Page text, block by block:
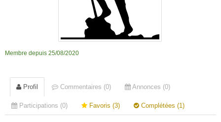
Membre depuis 25/08/2020
Profil Commentaires (0) Annonces (0)
Participations (0) Favoris (3) Complétées (1)